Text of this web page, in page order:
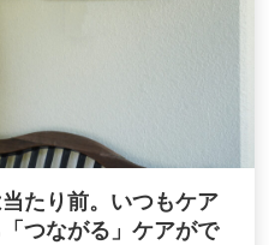
たり前。いつもケア
つながる」ケアがで